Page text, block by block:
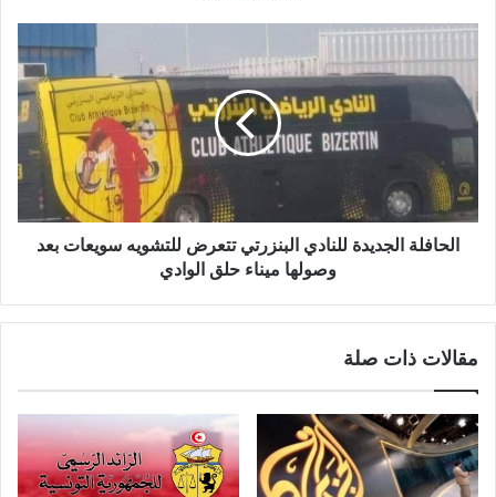
الحافلة الجديدة للنادي البنزرتي تتعرض للتشويه سويعات بعد
وصولها ميناء حلق الوادي
مقالات ذات صلة